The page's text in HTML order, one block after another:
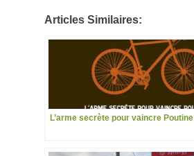
Articles Similaires:
L’arme secrète pour vaincre Poutine